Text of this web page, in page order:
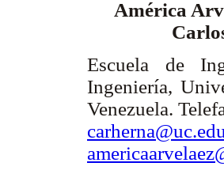
América
Escuela de
Ingeniería,
Venezuela.